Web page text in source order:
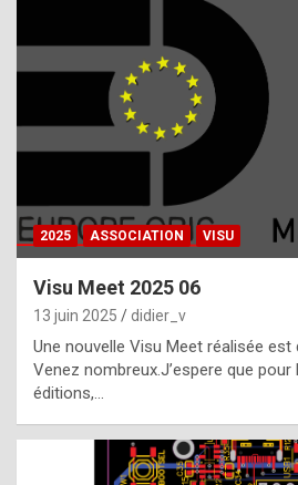
h
a
t
t
e
b
2025 ASSOCIATION VISU
Visu Meet 2025 06
13 juin 2025 didier_v
Une nouvelle Visu Meet réalisée est
Venez nombreux.J’espere que
éditions,…